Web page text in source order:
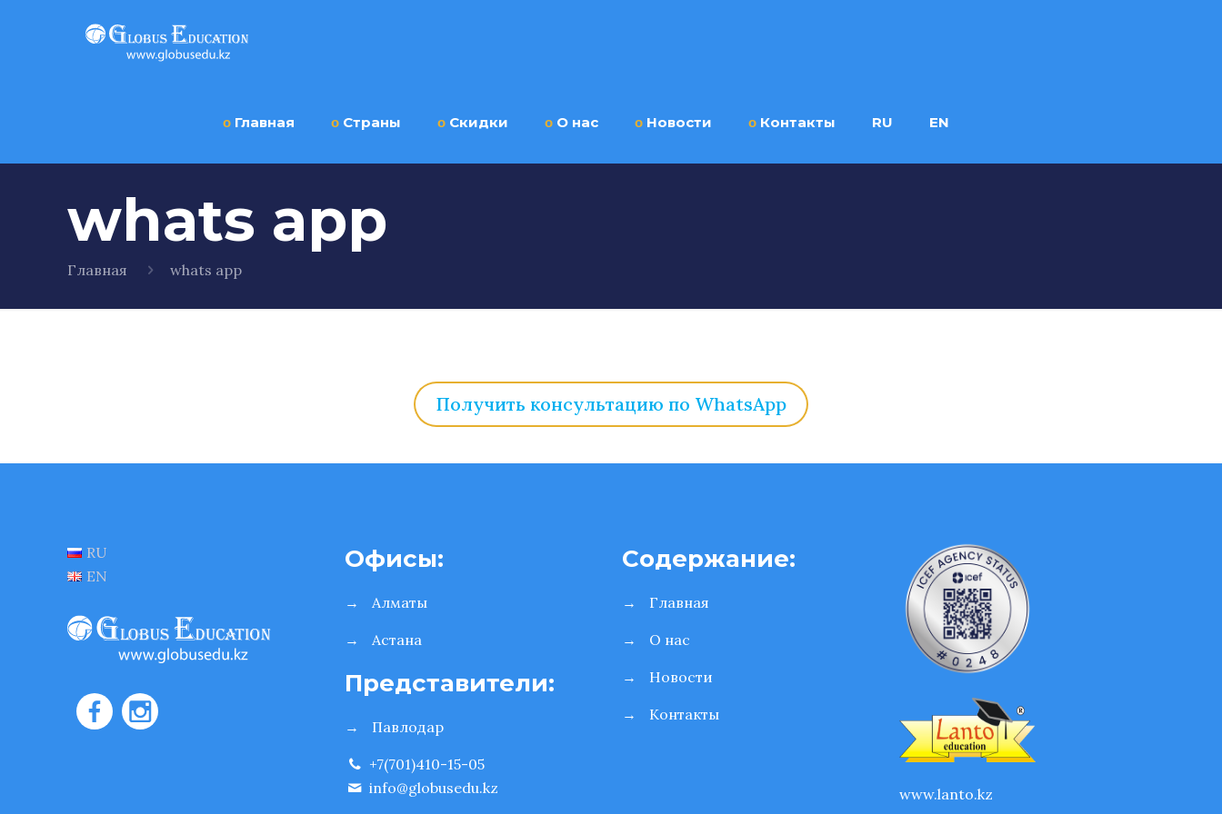
ο Главная ο Страны ο Скидки ο О нас ο Новости ο Контакты RU EN
whats app
Главная whats app
Получить консультацию по WhatsApp
RU
EN
Офисы:
→ Алматы
→ Астана
Представители:
→ Павлодар
+7(701)410-15-05
info@globusedu.kz
Содержание:
→ Главная
→ О нас
→ Новости
→ Контакты
www.lanto.kz